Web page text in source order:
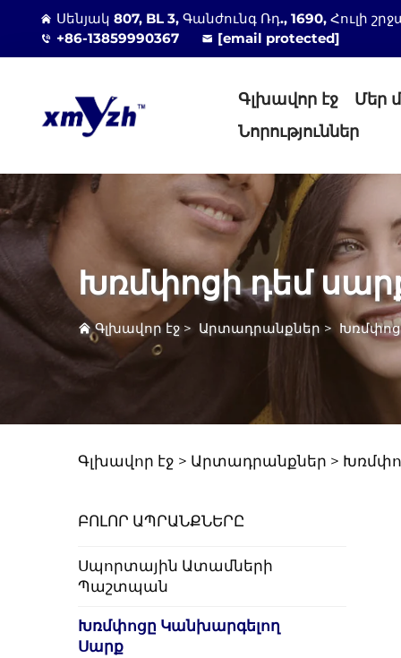
Սենյակ 807, BL 3, Գանժունգ Ռդ., 1690, Հուլի
+86-13859990367
[email protected]
Գլխավոր էջ
Մեր
Նորություններ
Խռմփոցի դեմ
Գլխավոր էջ> Արտադրանքներ >
Գլխավոր էջ > Արտադրանքներ >
ԲՈԼՈՐ ԱՊՐԱՆՔՆԵՐԸ
Սպորտային Ատամների
Պաշտպան
Խռմփոցը Կանխարգելող
Սարք